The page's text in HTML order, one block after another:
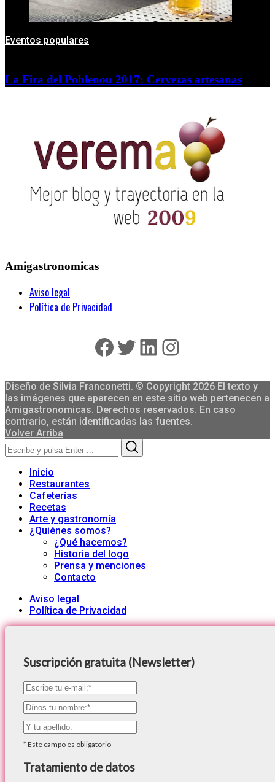
Eventos populares
La Fira del Poblenou 2017: Cervezas artesanas
Amigastronomicas
Aviso legal
Política de Privacidad
Facebook
Twitter
LinkedIn
Instagram
Diseño de Silvia Franconetti. © Copyright 2026 El texto y
las imágenes que aparecen en este sitio web pertenecen a
Amigastronomicas. Derechos reservados. En caso
contrario, están identificadas las fuentes.
Volver Arriba
Search
for:
Inicio
Restaurantes
Cafeterías
Recetas
Arte y gastronomía
¿Quiénes somos?
¿Qué hacemos?
Historia del logo
Prensa y menciones
Contacto
Aviso legal
Política de Privacidad
Suscripción gratuita (Newsletter)
*Este campo es obligatorio
Tratamiento de datos